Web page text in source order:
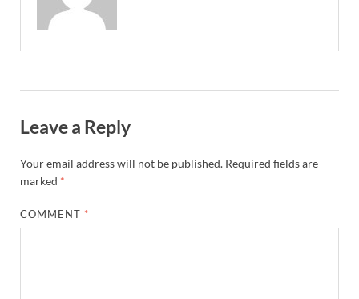
Leave a Reply
Your email address will not be published. Required fields are
marked *
COMMENT *